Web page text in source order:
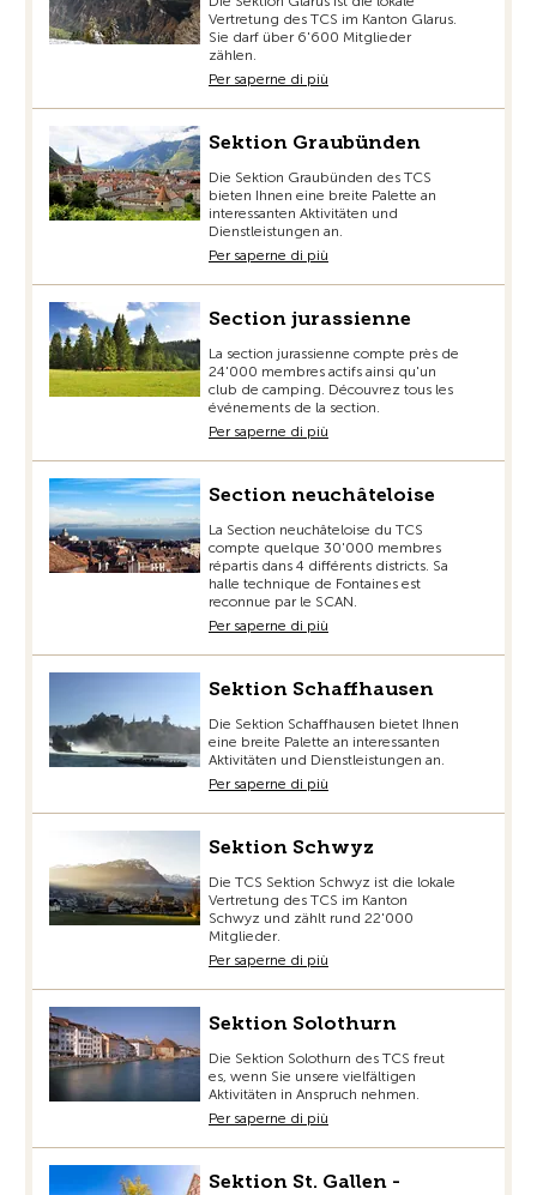
Vertretung des TCS im Kanton Glarus.
Sie darf über 6'600 Mitglieder
zählen.
Per saperne di più
Sektion Graubünden
Die Sektion Graubünden des TCS
bieten Ihnen eine breite Palette an
interessanten Aktivitäten und
Dienstleistungen an.
Per saperne di più
Section jurassienne
La section jurassienne compte près de
24'000 membres actifs ainsi qu'un
club de camping. Découvrez tous les
événements de la section.
Per saperne di più
Section neuchâteloise
La Section neuchâteloise du TCS
compte quelque 30'000 membres
répartis dans 4 différents districts. Sa
halle technique de Fontaines est
reconnue par le SCAN.
Per saperne di più
Sektion Schaffhausen
Die Sektion Schaffhausen bietet Ihnen
eine breite Palette an interessanten
Aktivitäten und Dienstleistungen an.
Per saperne di più
Sektion Schwyz
Die TCS Sektion Schwyz ist die lokale
Vertretung des TCS im Kanton
Schwyz und zählt rund 22'000
Mitglieder.
Per saperne di più
Sektion Solothurn
Die Sektion Solothurn des TCS freut
es, wenn Sie unsere vielfältigen
Aktivitäten in Anspruch nehmen.
Per saperne di più
Sektion St. Gallen -